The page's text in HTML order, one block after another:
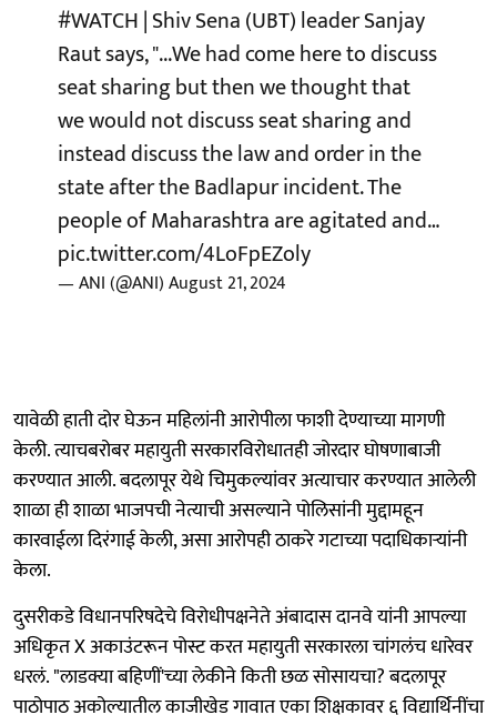
#WATCH| Shiv Sena (UBT) leader Sanjay
Raut says, "...We had come here to discuss
seat sharing but then we thought that
we would not discuss seat sharing and
instead discuss the law and order in the
state after the Badlapur incident. The
people of Maharashtra are agitated and…
pic.twitter.com/4LoFpEZoly
— ANI (@ANI)August 21, 2024
यावेळी हाती दोर घेऊन महिलांनी आरोपीला फाशी देण्याच्या मागणी
केली. त्याचबरोबर महायुती सरकारविरोधातही जोरदार घोषणाबाजी
करण्यात आली. बदलापूर येथे चिमुकल्यांवर अत्याचार करण्यात आलेली
शाळा ही शाळा भाजपची नेत्याची असल्याने पोलिसांनी मुद्दामहून
कारवाईला दिरंगाई केली, असा आरोपही ठाकरे गटाच्या पदाधिकाऱ्यांनी
केला.
दुसरीकडे विधानपरिषदेचे विरोधीपक्षनेते अंबादास दानवे यांनी आपल्या
अधिकृत X अकाउंटरून पोस्ट करत महायुती सरकारला चांगलंच धारेवर
धरलं. "लाडक्या बहिणीं'च्या लेकीने किती छळ सोसायचा? बदलापूर
पाठोपाठ अकोल्यातील काजीखेड गावात एका शिक्षकावर ६ विद्यार्थिनींचा